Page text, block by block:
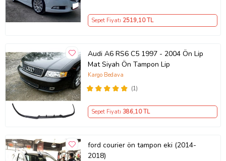
Sepet Fiyatı 2519,10 TL
Audi A6 RS6 C5 1997 - 2004 Ön Lip
Mat Siyah Ön Tampon Lip
(1)
Kargo Bedava
Sepet Fiyatı 386,10 TL
ford courier ön tampon eki (2014-
2018)